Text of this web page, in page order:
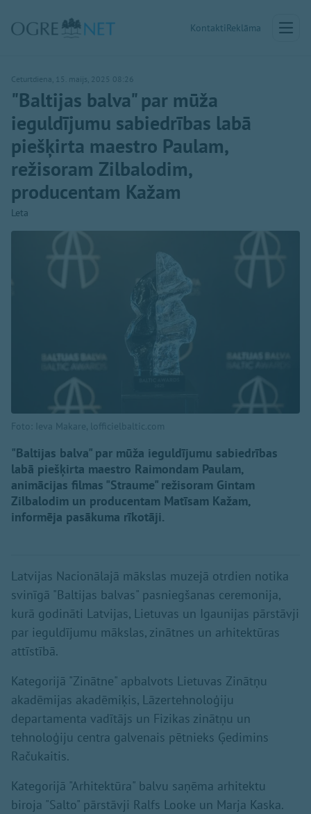
KontaktiReklāma
Ceturtdiena, 15. maijs, 2025 08:26
"Baltijas balva" par mūža
ieguldījumu sabiedrības labā
piešķirta maestro Paulam,
režisoram Zilbalodim,
producentam Kažam
Leta
Foto: Ieva Makare, lofficielbaltic.com
"Baltijas balva" par mūža ieguldījumu sabiedrības
labā piešķirta maestro Raimondam Paulam,
animācijas filmas "Straume" režisoram Gintam
Zilbalodim un producentam Matīsam Kažam,
informēja pasākuma rīkotāji.
Latvijas Nacionālajā mākslas muzejā otrdien notika
svinīgā "Baltijas balvas" pasniegšanas ceremonija,
kurā godināti Latvijas, Lietuvas un Igaunijas pārstāvji
par ieguldījumu mākslas, zinātnes un arhitektūras
attīstībā.
Kategorijā "Zinātne" apbalvots Lietuvas Zinātņu
akadēmijas akadēmiķis, Lāzertehnoloģiju
departamenta vadītājs un Fizikas zinātņu un
tehnoloģiju centra galvenais pētnieks Ģedimins
Račukaitis.
Kategorijā "Arhitektūra" balvu saņēma arhitektu
biroja "Salto" pārstāvji Ralfs Looke un Marja Kaska.